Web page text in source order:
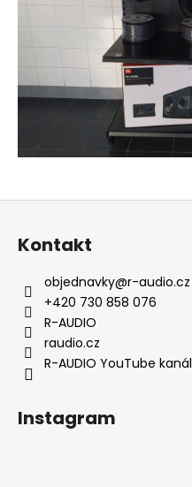
Kontakt
objednavky@r-audio.cz
+420 730 858 076
R-AUDIO
raudio.cz
R-AUDIO YouTube kanál
Instagram